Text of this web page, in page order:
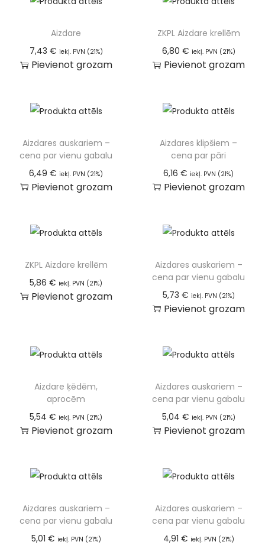
Aizdare
7,43 € iekļ. PVN (21%)
Pievienot grozam
ZKPL Aizdare krellēm
6,80 € iekļ. PVN (21%)
Pievienot grozam
Aizdares auskariem –
cena par vienu gabalu
6,49€ iekļ. PVN (21%)
Pievienot grozam
Aizdares klipšiem –
cena par pāri
6,16€ iekļ. PVN (21%)
Pievienot grozam
ZKPL Aizdare krellēm
5,86€ iekļ. PVN (21%)
Pievienot grozam
Aizdares auskariem –
cena par vienu gabalu
5,73 € iekļ. PVN (21%)
Pievienot grozam
Aizdare ķēdēm,
aprocēm
5,54€ iekļ. PVN (21%)
Pievienot grozam
Aizdares auskariem –
cena par vienu gabalu
5,04 € iekļ. PVN (21%)
Pievienot grozam
Aizdares auskariem –
cena par vienu gabalu
5,01 € iekļ. PVN (21%)
Aizdares auskariem –
cena par vienu gabalu
4,91 € iekļ. PVN (21%)